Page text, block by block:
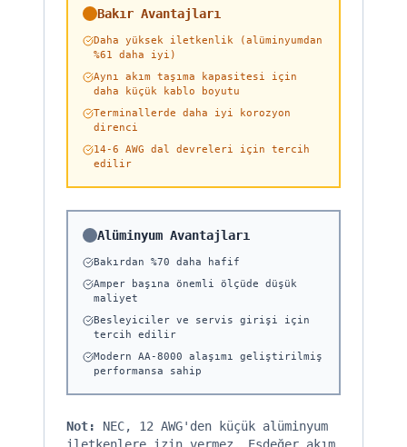
Bakır Avantajları
Daha yüksek iletkenlik (alüminyumdan
%61 daha iyi)
Aynı akım taşıma kapasitesi için
daha küçük kablo boyutu
Terminallerde daha iyi korozyon
direnci
14-6 AWG dal devreleri için tercih
edilir
Alüminyum Avantajları
Bakırdan %70 daha hafif
Amper başına önemli ölçüde düşük
maliyet
Besleyiciler ve servis girişi için
tercih edilir
Modern AA-8000 alaşımı geliştirilmiş
performansa sahip
Not:
NEC, 12 AWG'den küçük alüminyum